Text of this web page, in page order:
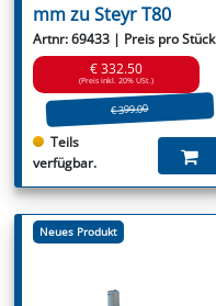
mm zu Steyr T80
Artnr: 69433 | Preis pro Stück
€ 332.50
(Preis inkl. 20% USt.)
€ 399.00
Teils
verfügbar.
Neues Produkt